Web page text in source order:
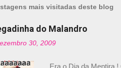
e
t
á
r
mais visitadas deste blog
do Malandro
30, 2009
Era o Dia da Mentira